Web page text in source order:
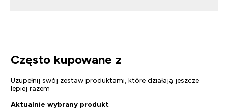
Często kupowane z
Uzupełnij swój zestaw produktami, które działają jeszcze
lepiej razem
Aktualnie wybrany produkt